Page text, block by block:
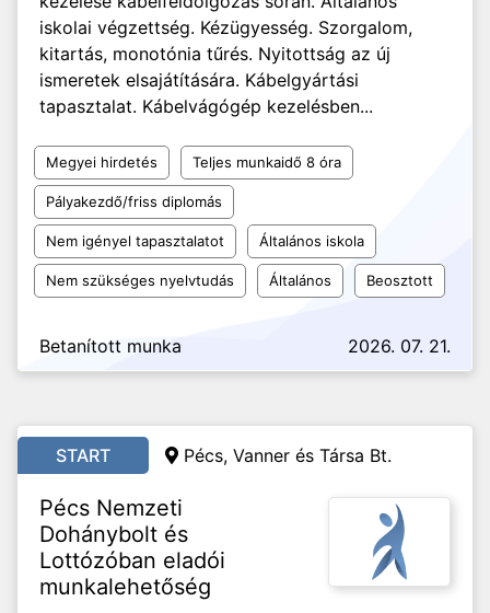
iskolai végzettség. Kézügyesség. Szorgalom,
kitartás, monotónia tűrés. Nyitottság az új
ismeretek elsajátítására. Kábelgyártási
tapasztalat. Kábelvágógép kezelésben...
Megyei hirdetés Teljes munkaidő 8 óra
Pályakezdő/friss diplomás
Nem igényel tapasztalatot Általános iskola
Nem szükséges nyelvtudás Általános Beosztott
Betanított munka 2026. 07. 21.
START Pécs, Vanner és Társa Bt.
Pécs Nemzeti
Dohánybolt és
Lottózóban eladói
munkalehetőség